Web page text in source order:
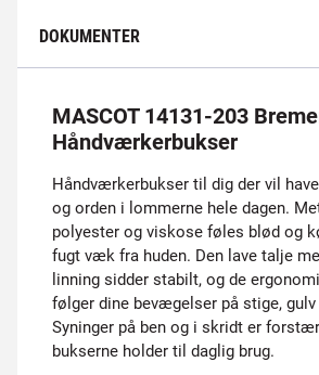
DOKUMENTER
MASCOT 14131-203
Håndværkerbukser
Håndværkerbukser til dig der vil
og orden i lommerne hele dagen.
polyester og viskose føles blød og
fugt væk fra huden. Den lave talje
linning sidder stabilt, og de
følger dine bevægelser på stige,
Syninger på ben og i skridt er
bukserne holder til daglig brug.